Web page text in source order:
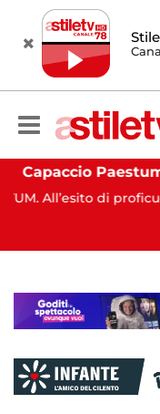
Capaccio Paestum, istituita la Guardia Medica Turistica presso il Psaut di Piazza Santini
consultazioni tra